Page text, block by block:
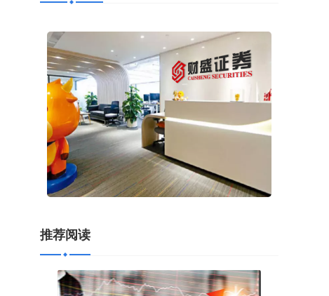
推荐阅读